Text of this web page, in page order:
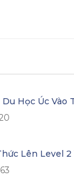
Học Úc
Lên Level